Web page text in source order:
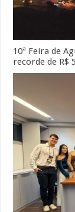
10ª Feira de
recorde de R$